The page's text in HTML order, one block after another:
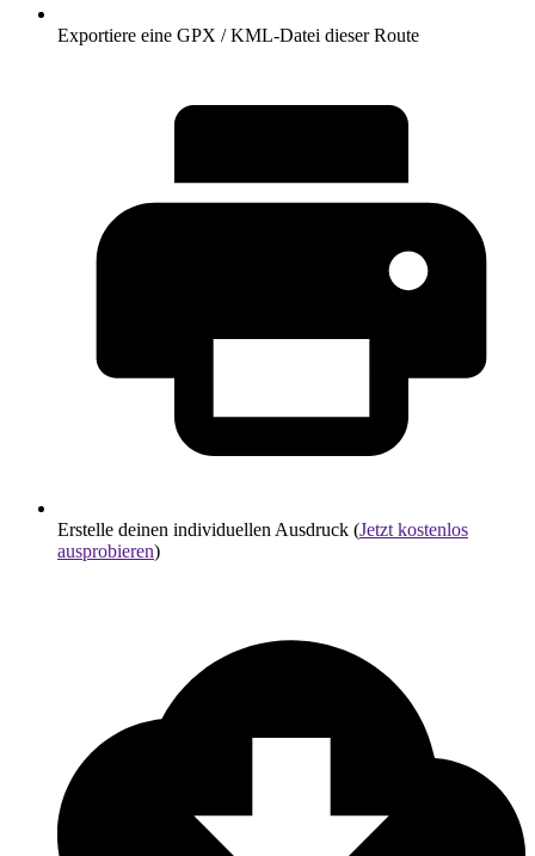
Exportiere eine GPX / KML-Datei dieser Route
Erstelle deinen individuellen Ausdruck (Jetzt kostenlos
ausprobieren)